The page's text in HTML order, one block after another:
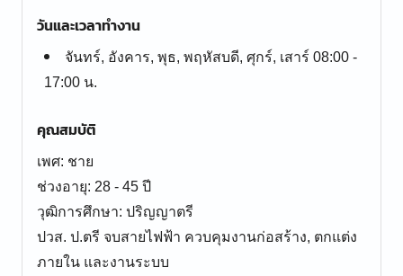
วันและเวลาทำงาน
จันทร์, อังคาร, พุธ, พฤหัสบดี, ศุกร์, เสาร์ 08:00 -
17:00 น.
คุณสมบัติ
เพศ: ชาย
ช่วงอายุ: 28 - 45 ปี
วุฒิการศึกษา: ปริญญาตรี
ปวส. ป.ตรี จบสายไฟฟ้า ควบคุมงานก่อสร้าง, ตกแต่ง
ภายใน และงานระบบ